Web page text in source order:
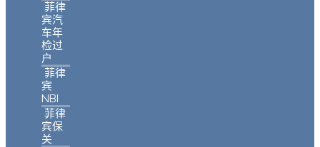
菲律
宾汽
车年
检过
户
菲律
宾
NBI
菲律
宾保
关